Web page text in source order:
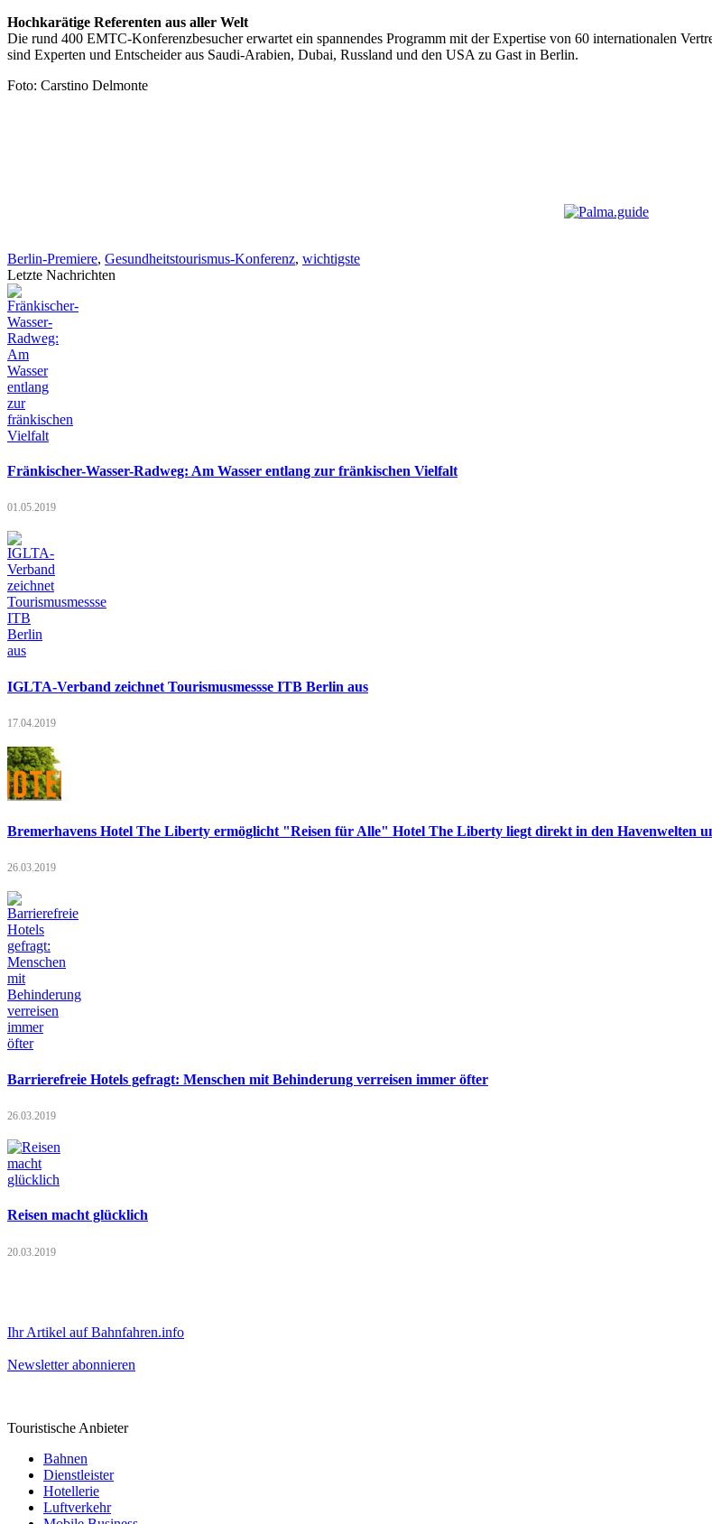
Hochkarätige Referenten aus aller Welt
Die rund 400 EMTC-Konferenzbesucher erwartet ein spannendes Programm mit der Expertise von 60 internationalen
sind Experten und Entscheider aus Saudi-Arabien, Dubai, Russland und den USA zu Gast in Berlin.
Foto: Carstino Delmonte
Berlin-Premiere, Gesundheitstourismus-Konferenz, wichtigste
Letzte Nachrichten
Fränkischer-Wasser-Radweg: Am Wasser entlang zur fränkischen Vielfalt
01.05.2019
IGLTA-Verband zeichnet Tourismusmessse ITB Berlin aus
17.04.2019
Bremerhavens Hotel The Liberty ermöglicht "Reisen für Alle" Hotel The Liberty liegt direkt in den Havenwelten
26.03.2019
Barrierefreie Hotels gefragt: Menschen mit Behinderung verreisen immer öfter
26.03.2019
Reisen macht glücklich
20.03.2019
Ihr Artikel auf Bahnfahren.info
Newsletter abonnieren
Touristische Anbieter
Bahnen
Dienstleister
Hotellerie
Luftverkehr